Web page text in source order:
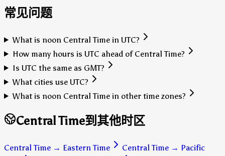
常见问题
What is noon Central Time in UTC?
How many hours is UTC ahead of Central Time?
Is UTC the same as GMT?
What cities use UTC?
What is noon Central Time in other time zones?
Central Time到其他时区
Central Time → Eastern Time Central Time → Pacific